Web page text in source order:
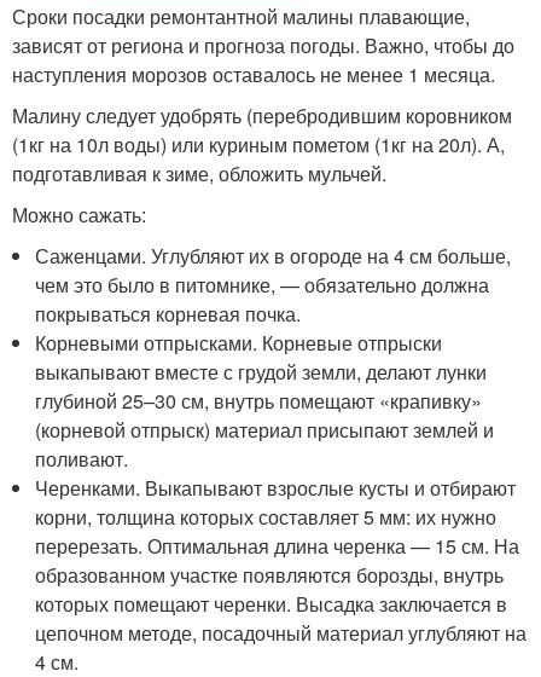
Сроки посадки ремонтантной малины плавающие,
зависят от региона и прогноза погоды. Важно, чтобы до
наступления морозов оставалось не менее 1 месяца.
Малину следует удобрять (перебродившим коровником
(1кг на 10л воды) или куриным пометом (1кг на 20л). А,
подготавливая к зиме, обложить мульчей.
Можно сажать:
Саженцами. Углубляют их в огороде на 4 см больше,
чем это было в питомнике, — обязательно должна
покрываться корневая почка.
Корневыми отпрысками. Корневые отпрыски
выкапывают вместе с грудой земли, делают лунки
глубиной 25–30 см, внутрь помещают «крапивку»
(корневой отпрыск) материал присыпают землей и
поливают.
Черенками. Выкапывают взрослые кусты и отбирают
корни, толщина которых составляет 5 мм: их нужно
перерезать. Оптимальная длина черенка — 15 см. На
образованном участке появляются борозды, внутрь
которых помещают черенки. Высадка заключается в
цепочном методе, посадочный материал углубляют на
4 см.